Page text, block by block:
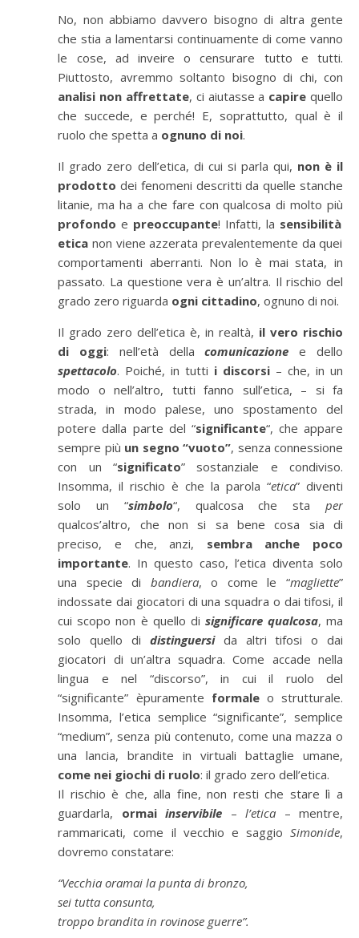
No, non abbiamo davvero bisogno di altra gente
che stia a lamentarsi continuamente di come vanno
le cose, ad inveire o censurare tutto e tutti.
Piuttosto, avremmo soltanto bisogno di chi, con
analisi non affrettate, ci aiutasse a capire quello
che succede, e perché! E, soprattutto, qualè il
ruolo che spetta a ognuno di noi.
Il grado zero dell’etica, di cui si parla qui, non èil
prodotto dei fenomeni descritti da quelle stanche
litanie, ma ha a che fare con qualcosa di molto più
profondo e preoccupante! Infatti, la sensibilità
etica non viene azzerata prevalentemente da quei
comportamenti aberranti. Non loè mai stata, in
passato. La questione veraè un’altra. Il rischio del
grado zero riguarda ogni cittadino, ognuno di noi.
Il grado zero dell’eticaè, in realtà, il vero rischio
di oggi: nell’età dellacomunicazione e dello
spettacolo. Poiché, in tutti i discorsi – che, in un
modo o nell’altro, tutti fanno sull’etica, – si fa
strada, in modo palese, uno spostamento del
potere dalla parte del “significante“, che appare
sempre più un segno “vuoto”, senza connessione
con un “significato” sostanziale e condiviso.
Insomma, il rischioè che la parola “etica” diventi
solo un “simbolo“, qualcosa che staper
qualcos’altro, che non si sa bene cosa sia di
preciso, e che, anzi, sembra anche poco
importante. In questo caso, l’etica diventa solo
una specie di bandiera, o come le “magliette”
indossate dai giocatori di una squadra o dai tifosi, il
cui scopo non è quello di significare qualcosa, ma
solo quello di distinguersida altri tifosi o dai
giocatori di un’altra squadra. Come accade nella
lingua e nel “discorso”, in cui il ruolo del
“significante” èpuramente formaleo strutturale.
Insomma, l’etica semplice “significante”, semplice
“medium”, senza più contenuto, come una mazza o
una lancia, brandite in virtuali battaglie umane,
come nei giochi di ruolo: il grado zero dell’etica.
Il rischioè che, alla fine, non resti che stare lì a
guardarla, ormaiinservibile –l’etica – mentre,
rammaricati, come il vecchio e saggio Simonide,
dovremo constatare:
“Vecchia oramai la punta di bronzo,
sei tutta consunta,
troppo brandita in rovinose guerre”.